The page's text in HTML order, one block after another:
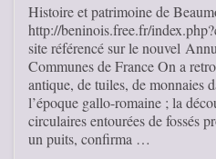
Histoire et patrimoine de
http://beninois.free.fr/
site référencé sur le nouvel
Communes de France On a
antique, de tuiles, de monnaies
l’époque gallo-romaine ; la
circulaires entourées de fossés
un puits, confirma …